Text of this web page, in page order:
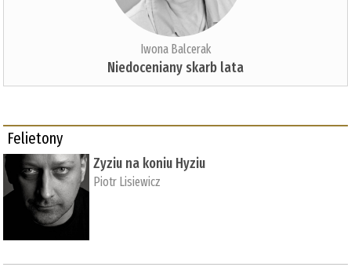
Iwona Balcerak
Niedoceniany skarb lata
Felietony
Zyziu na koniu Hyziu
Piotr Lisiewicz